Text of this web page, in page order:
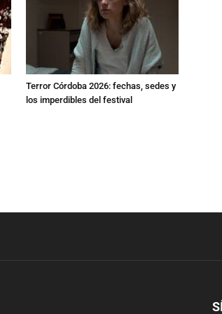
Terror Córdoba 2026: fechas, sedes y
los imperdibles del festival